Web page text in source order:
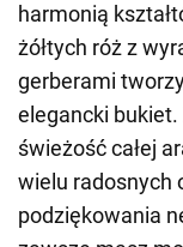
harmonią
żółtych róż z
gerberami
elegancki
świeżość całej
wielu radosnych
podziękowania